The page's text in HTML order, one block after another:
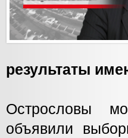
результаты
Острословы
объявили